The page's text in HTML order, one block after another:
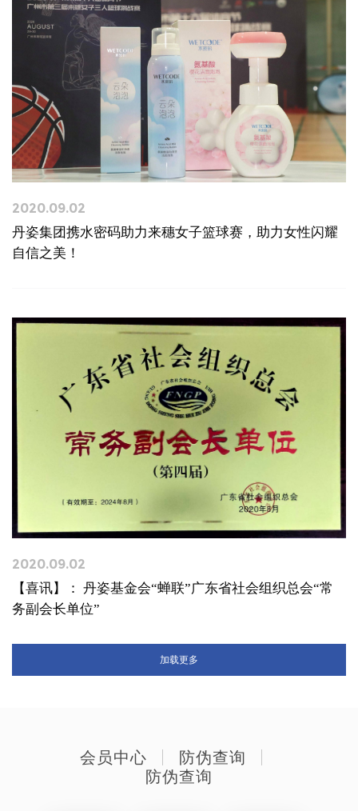
2020.09.02
丹姿集团携水密码助力来穗女子篮球赛，助力女性闪耀
自信之美！
2020.09.02
【喜讯】： 丹姿基金会“蝉联”广东省社会组织总会“常
务副会长单位”
加载更多
会员中心
防伪查询
防伪查询